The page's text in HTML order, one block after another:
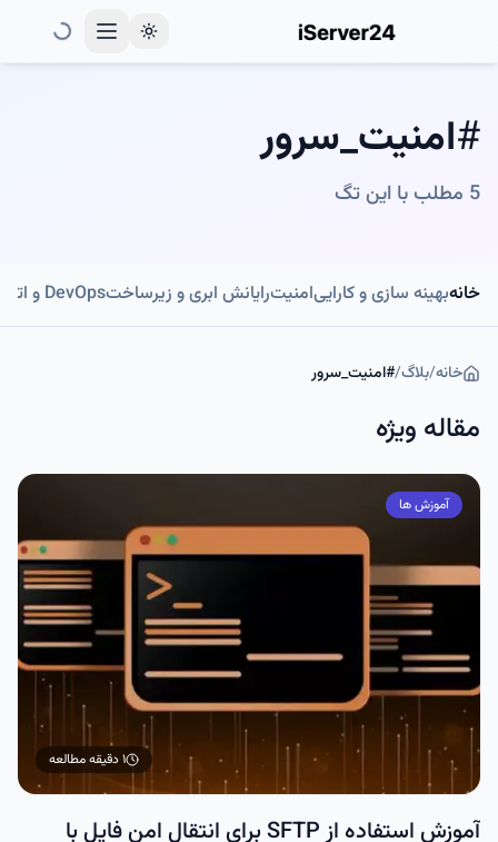
Toggle theme
#امنیت_سرور
5 مطلب با این تگ
خانهبهینه سازی و کاراییامنیترایانش ابری و زیرساختDevOps و اتوماسیون
خانه/بلاگ/
#امنیت_سرور
مقاله ویژه
آموزش ها
۱ دقیقه مطالعه
آموزش استفاده از SFTP برای انتقال امن فایل با